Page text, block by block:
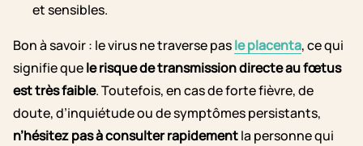
et sensibles.
Bon à savoir : le virus ne traverse pasle placenta, ce qui
signifie quele risque de transmission directe au fœtus
est très faible. Toutefois, en cas de forte fièvre, de
doute, d’inquiétude ou de symptômes persistants,
n’hésitez pas à consulter rapidementla personne qui